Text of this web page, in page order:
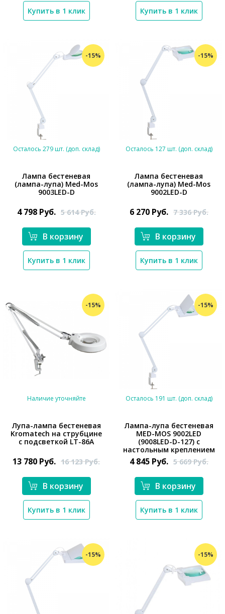
Купить в 1 клик Купить в 1 клик
-15%
*}
Осталось 279 шт. (доп. склад)
Лампа бестеневая
(лампа-лупа) Med-Mos
9003LED-D
4 798 Руб. 5 614Руб.
В корзину
Купить в 1 клик
-15%
*}
Осталось 127 шт. (доп. склад)
Лампа бестеневая
(лампа-лупа) Med-Mos
9002LED-D
6 270 Руб. 7 336Руб.
В корзину
Купить в 1 клик
-15%
*}
Наличие уточняйте
Лупа-лампа бестеневая
Kromatech на струбцине
с подсветкой LT-86A
13 780 Руб. 16 123Руб.
В корзину
Купить в 1 клик
-15%
*}
Осталось 191 шт. (доп. склад)
Лампа-лупа бестеневая
MED-MOS 9002LED
(9008LED-D-127) с
настольным креплением
4 845 Руб. 5 669Руб.
В корзину
Купить в 1 клик
-15% -15%